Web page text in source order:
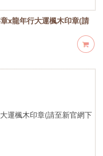
x龍年行大運楓木印章(請